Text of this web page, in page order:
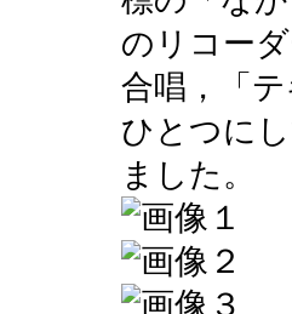
のリコー
合唱，「
ひとつに
ました。